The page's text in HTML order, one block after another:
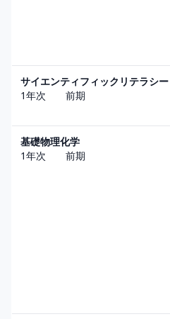
サイエンティフィックリテラシー
1年次 前期
基礎物理化学
1年次 前期